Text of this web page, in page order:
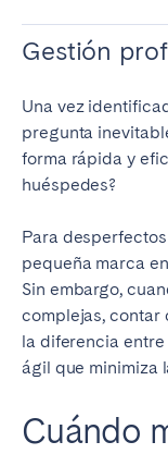
Gestión
Una vez
pregunta
forma rápida y
huéspedes?
Para
pequeña marca
Sin embargo,
complejas, contar
la diferencia
ágil que minimiza
Cuándo